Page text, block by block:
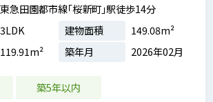
東急田園都市線「桜新町」駅徒歩14分
3LDK 建物面積
149.08m²
119.91m² 築年月 2026年02月
築5年以内